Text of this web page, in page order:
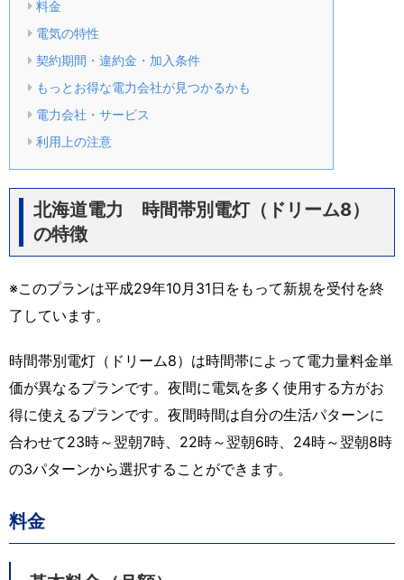
料金
電気の特性
契約期間・違約金・加入条件
もっとお得な電力会社が見つかるかも
電力会社・サービス
利用上の注意
北海道電力 時間帯別電灯（ドリーム8）
の特徴
※このプランは平成29年10月31日をもって新規を受付を終
了しています。
時間帯別電灯（ドリーム8）は時間帯によって電力量料金単
価が異なるプランです。夜間に電気を多く使用する方がお
得に使えるプランです。夜間時間は自分の生活パターンに
合わせて23時～翌朝7時、22時～翌朝6時、24時～翌朝8時
の3パターンから選択することができます。
料金